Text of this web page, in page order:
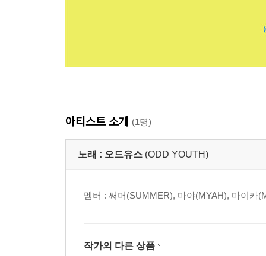
아티스트 소개 (1명)
노래 : 오드유스 (ODD YOUTH)
멤버 : 써머(SUMMER), 마야(MYAH), 마이카
작가의 다른 상품